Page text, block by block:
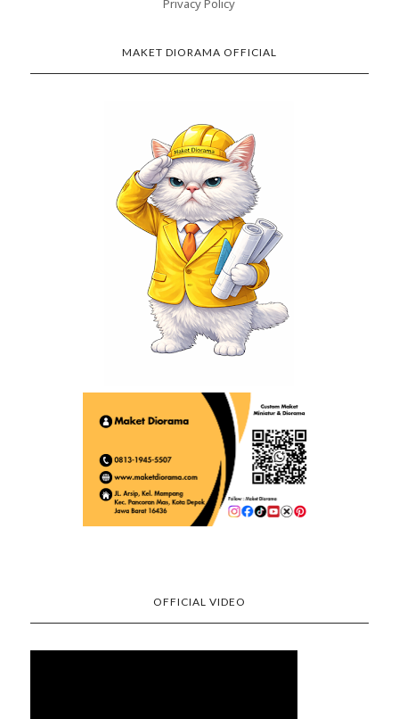
Privacy Policy
MAKET DIORAMA OFFICIAL
OFFICIAL VIDEO